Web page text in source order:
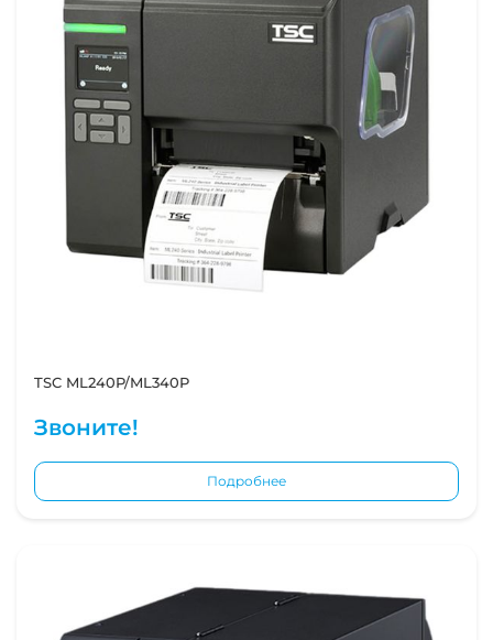
TSC ML240P/ML340P
Звоните!
Подробнее